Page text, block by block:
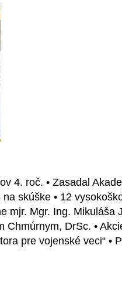
4. roč. • Zasadal
na skúške • 12
mjr. Mgr. Ing.
Chmúrnym, DrSc. •
pre vojenské veci“